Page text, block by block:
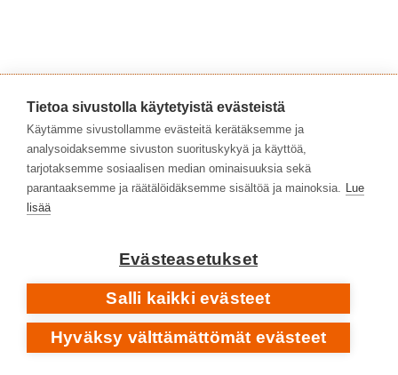
KICK OUT THE JAMS
Tietoa sivustolla käytetyistä evästeistä
Käytämme sivustollamme evästeitä kerätäksemme ja
analysoidaksemme sivuston suorituskykyä ja käyttöä,
tarjotaksemme sosiaalisen median ominaisuuksia sekä
parantaaksemme ja räätälöidäksemme sisältöä ja mainoksia. Lue
lisää
Evästeasetukset
Salli kaikki evästeet
Hyväksy välttämättömät evästeet